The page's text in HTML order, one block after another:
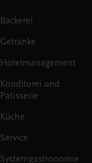
Bäckerei
Getränke
Hotelmanagement
Konditorei und
Patisserie
Küche
Service
Systemgastronomie